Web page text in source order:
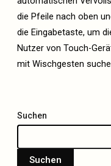
die Pfeile nach oben
die Eingabetaste, um
Nutzer von Touch-
mit Wischgesten
Suchen
Suchen